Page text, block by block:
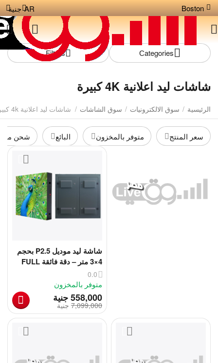
Boston جنية AR
Сategories
Filters
شاشات ليد اعلانية 4K كبيرة
الرئيسية / سوق الالكترونيات / سوق الشاشات / شاشات ليد اعلانية 4k كبيرة
سعر المنتج متوفر بالمخزون البائع شحن
شاشة ليد موديل P2.5 بحجم
4×3 متر – دقة فائقة FULL
HD وتجربة عرض لا مثيل لها!
فئة B | شاشة تلفزيون كبيرة
جدا 4 متر فى 3
0.0
متوفر بالمخزون
جنية‎558,000
جنية ‎7,099,000